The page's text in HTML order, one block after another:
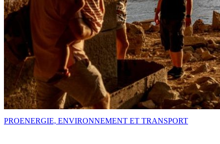
PROENERGIE, ENVIRONNEMENT ET TRANSPORT